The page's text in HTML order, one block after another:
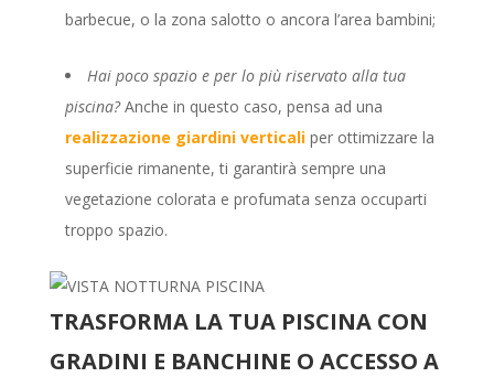
barbecue, o la zona salotto o ancora l’area bambini;
Hai poco spazio e per lo più riservato alla tua
piscina?Anche in questo caso, pensa ad una
realizzazione giardini verticaliper ottimizzare la
superficie rimanente, ti garantirà sempre una
vegetazione colorata e profumata senza occuparti
troppo spazio.
TRASFORMA LA TUA PISCINA CON
GRADINI E BANCHINE O ACCESSO A